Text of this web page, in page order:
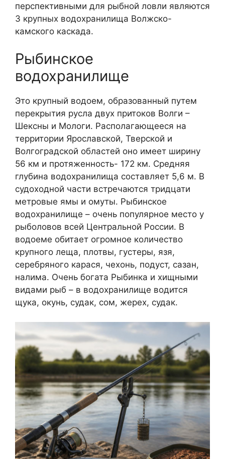
перспективными для рыбной ловли являются
3 крупных водохранилища Волжско-
камского каскада.
Рыбинское
водохранилище
Это крупный водоем, образованный путем
перекрытия русла двух притоков Волги –
Шексны и Мологи. Располагающееся на
территории Ярославской, Тверской и
Волгоградской областей оно имеет ширину
56 км и протяженность- 172 км. Средняя
глубина водохранилища составляет 5,6 м. В
судоходной части встречаются тридцати
метровые ямы и омуты. Рыбинское
водохранилище – очень популярное место у
рыболовов всей Центральной России. В
водоеме обитает огромное количество
крупного леща, плотвы, густеры, язя,
серебряного карася, чехонь, подуст, сазан,
налима. Очень богата Рыбинка и хищными
видами рыб – в водохранилище водится
щука, окунь, судак, сом, жерех, судак.